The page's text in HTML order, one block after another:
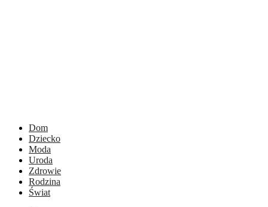
Dom
Dziecko
Moda
Uroda
Zdrowie
Rodzina
Świat